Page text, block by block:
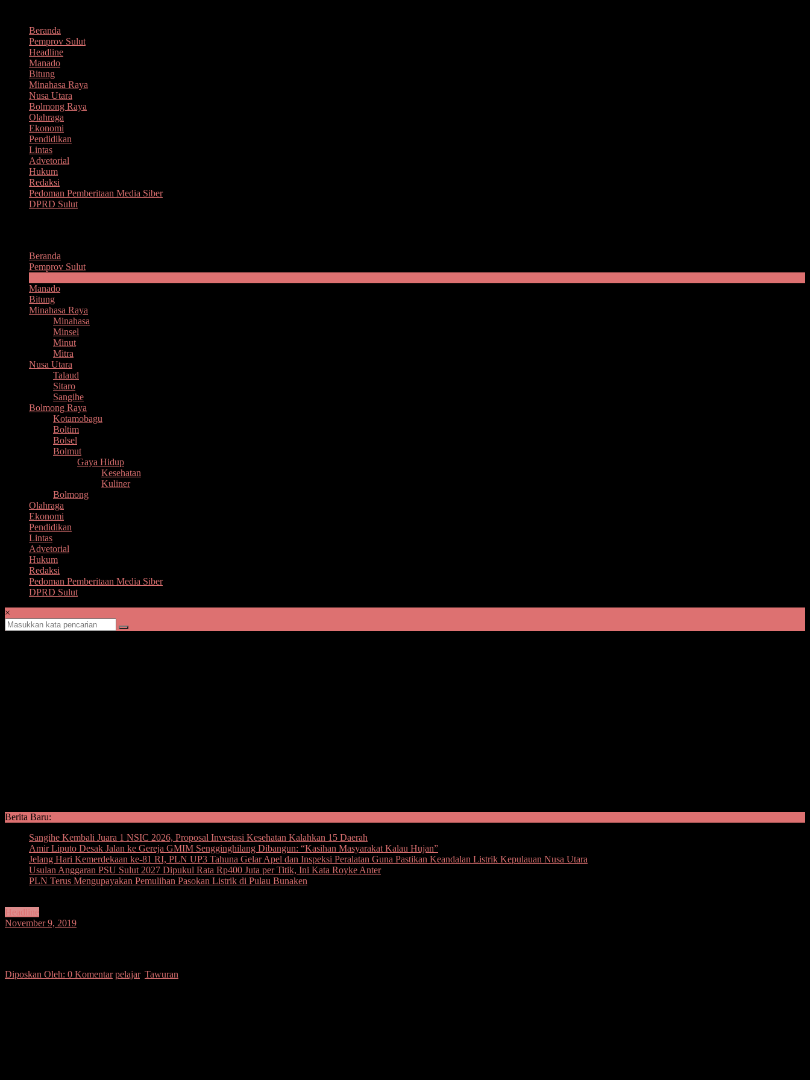
kontenBeranda
Pemprov Sulut
Headline
Manado
Bitung
Minahasa Raya
Nusa Utara
Bolmong Raya
Olahraga
Ekonomi
Pendidikan
Lintas
Advetorial
Hukum
Redaksi
Pedoman Pemberitaan Media Siber
DPRD Sulut
Beranda
Pemprov Sulut
Manado
Bitung
Minahasa Raya
Minahasa
Minsel
Minut
Mitra
Nusa Utara
Talaud
Sitaro
Sangihe
Bolmong Raya
Kotamobagu
Boltim
Bolsel
Bolmut
Gaya Hidup
Kesehatan
Kuliner
Bolmong
Olahraga
Ekonomi
Pendidikan
Lintas
Advetorial
Hukum
Redaksi
Pedoman Pemberitaan Media Siber
DPRD Sulut
×
Berita Baru:
Sangihe Kembali Juara 1 NSIC 2026, Proposal Investasi Kesehatan Kalahkan 15 Daerah
Amir Liputo Desak Jalan ke Gereja GMIM Sengginghilang Dibangun: “Kasihan Masyarakat Kalau Hujan”
Jelang Hari Kemerdekaan ke-81 RI, PLN UP3 Tahuna Gelar Apel dan Inspeksi Peralatan Guna Pastikan Keandalan Listrik Kepulauan Nusa Utara
Usulan Anggaran PSU Sulut 2027 Dipukul Rata Rp400 Juta per Titik, Ini Kata Royke Anter
PLN Terus Mengupayakan Pemulihan Pasokan Listrik di Pulau Bunaken
Headline
November 9, 2019
Diposkan Oleh: 0 Komentar pelajar, Tawuran